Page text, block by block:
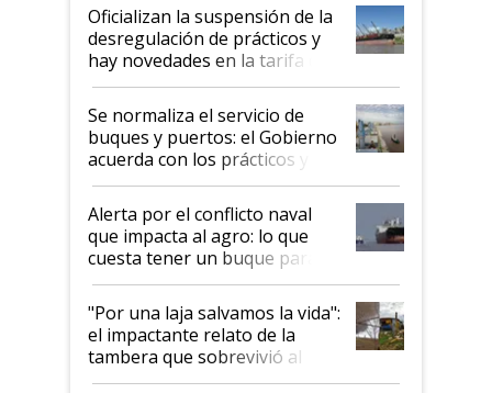
Oficializan la suspensión de la
desregulación de prácticos y
hay novedades en la tarifa de
la hidrovía
Se normaliza el servicio de
buques y puertos: el Gobierno
acuerda con los prácticos y
suspende el decreto de
desregulación
Alerta por el conflicto naval
que impacta al agro: lo que
cuesta tener un buque parado
y el peligro de que Argentina
pase a ser "país sucio"
"Por una laja salvamos la vida":
el impactante relato de la
tambera que sobrevivió al
tornado